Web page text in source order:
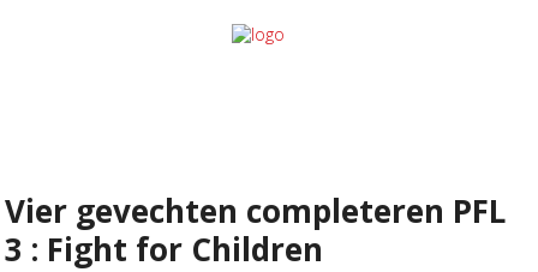
Vier gevechten completeren PFL
3 : Fight for Children